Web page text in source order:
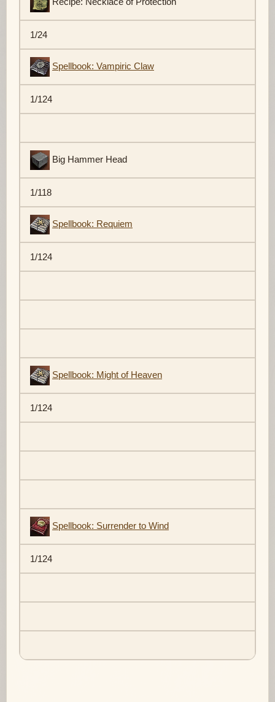
1/24
Spellbook: Vampiric Claw
1/124
Big Hammer Head
1/118
Spellbook: Requiem
1/124
Spellbook: Might of Heaven
1/124
Spellbook: Surrender to Wind
1/124